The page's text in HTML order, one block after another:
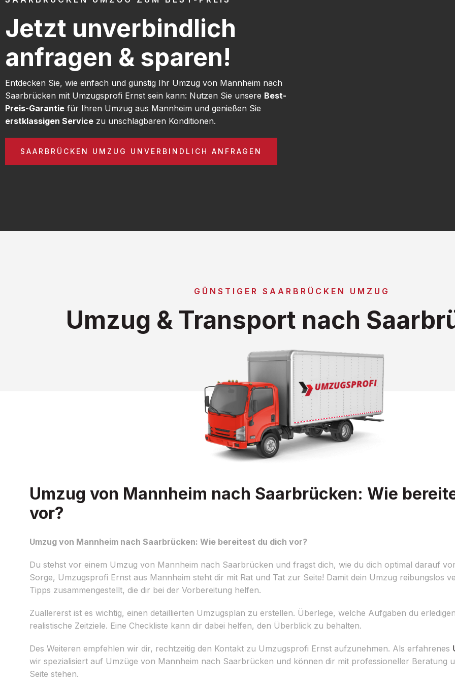
Jetzt unverbindlich
anfragen & sparen!
Entdecken Sie, wie einfach und günstig Ihr Umzug von Mannheim nach
Saarbrücken mit Umzugsprofi Ernst sein kann: Nutzen Sie unsere Best-
Preis-Garantie für Ihren Umzug aus Mannheim und genießen Sie
erstklassigen Service zu unschlagbaren Konditionen.
SAARBRÜCKEN UMZUG UNVERBINDLICH ANFRAGEN
GÜNSTIGER SAARBRÜCKEN UMZUG
Umzug & Transport nach
Umzug von Mannheim nach Saarbrücken: Wie
vor?
Umzug von Mannheim nach Saarbrücken: Wie bereitest du dich vor?
Du stehst vor einem Umzug von Mannheim nach Saarbrücken und fragst dich, wie du dich optimal darauf
Sorge, Umzugsprofi Ernst aus Mannheim steht dir mit Rat und Tat zur Seite! Damit dein Umzug reibungslos
Tipps zusammengestellt, die dir bei der Vorbereitung helfen.
Zuallererst ist es wichtig, einen detaillierten Umzugsplan zu erstellen. Überlege, welche Aufgaben du
realistische Zeitziele. Eine Checkliste kann dir dabei helfen, den Überblick zu behalten.
Des Weiteren empfehlen wir dir, rechtzeitig den Kontakt zu Umzugsprofi Ernst aufzunehmen. Als erfahrenes
wir spezialisiert auf Umzüge von Mannheim nach Saarbrücken und können dir mit professioneller Beratung
Seite stehen.